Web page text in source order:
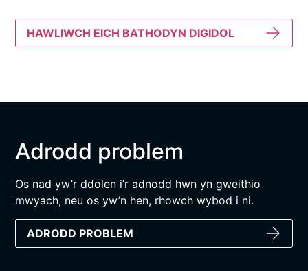
HAWLIWCH EICH BATHODYN DIGIDOL
Adrodd problem
Os nad yw’r ddolen i’r adnodd hwn yn gweithio
mwyach, neu os yw’n hen, rhowch wybod i ni.
ADRODD PROBLEM